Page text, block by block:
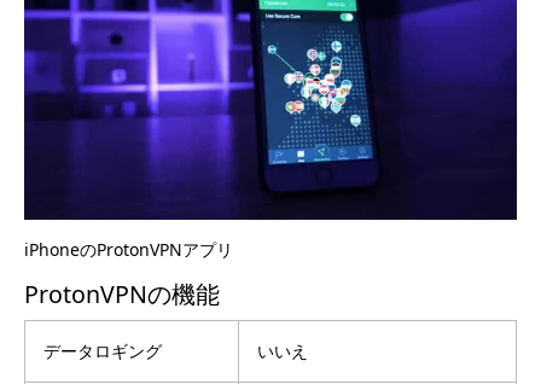
iPhoneのProtonVPNアプリ
ProtonVPNの機能
データロギング いいえ